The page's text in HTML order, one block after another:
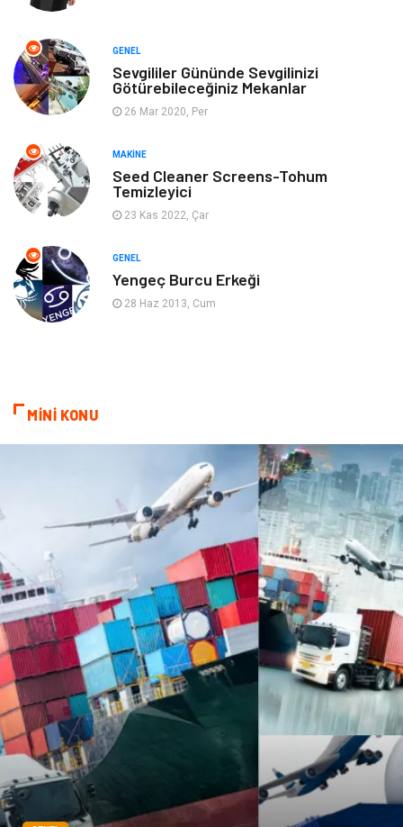
Anne & Çocuk Genel Kültür
Ev İşleri
Gençlik & Eğlence
Mobilya
Evlilik Rehberi
Astroloji Keyfinizi Kaçırmayın
Çadır
Yazı Tahtaları Pet Malzemeleri
GENEL
Sevgililer Gününde Sevgilinizi
Götürebileceğiniz Mekanlar
26 Mar 2020, Per
MAKINE
Seed Cleaner Screens-Tohum
Temizleyici
23 Kas 2022, Çar
GENEL
Yengeç Burcu Erkeği
28 Haz 2013, Cum
MİNİ KONU